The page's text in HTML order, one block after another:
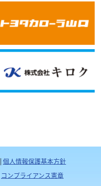
|個人情報保護基本方針
コンプライアンス憲章